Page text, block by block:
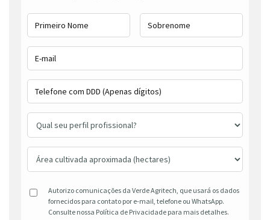
Autorizo comunicações da Verde Agritech, que usará os dados
fornecidos para contato por e-mail, telefone ou WhatsApp.
Consulte nossa Política de Privacidade para mais detalhes.